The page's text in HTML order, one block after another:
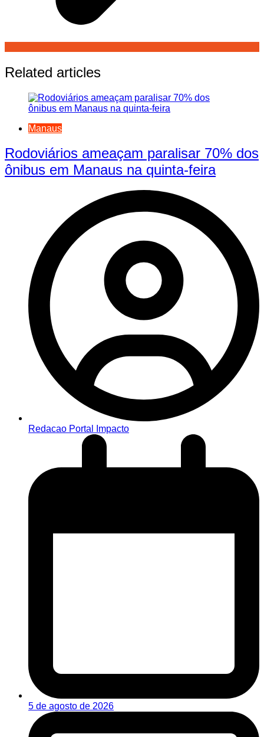
Related articles
Manaus
Rodoviários ameaçam paralisar 70% dos
ônibus em Manaus na quinta-feira
Redacao Portal Impacto
5 de agosto de 2026